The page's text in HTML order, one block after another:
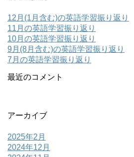
12月(1月含む)の英語学習振り返り
11月の英語学習振り返り
10月の英語学習振り返り
9月(8月含む)の英語学習振り返り
7月の英語学習振り返り
最近のコメント
アーカイブ
2025年2月
2024年12月